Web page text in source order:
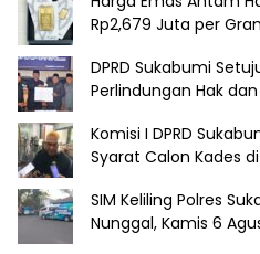
Rp2,679 Juta per
DPRD Sukabumi
Perlindungan Hak
Komisi I DPRD
Syarat Calon Kades
SIM Keliling Polres
Nunggal, Kamis 6